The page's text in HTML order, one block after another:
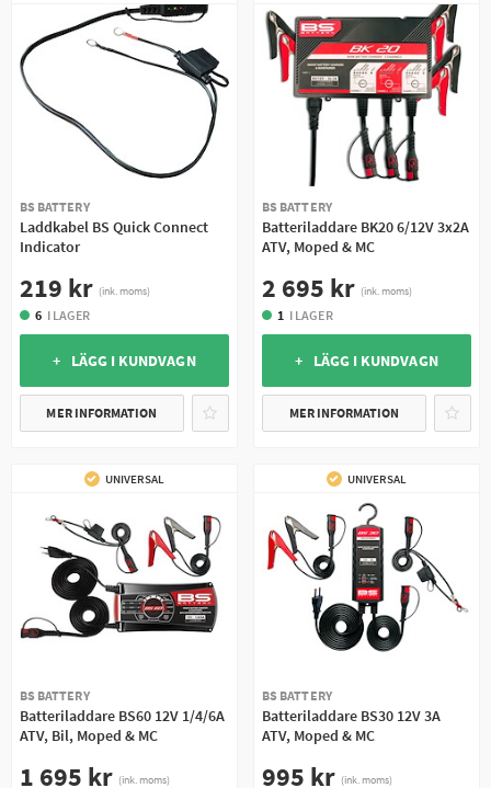
BS BATTERY
Laddkabel BS Quick Connect
Indicator
219 kr (ink. moms)
6 I LAGER
+ LÄGG I KUNDVAGN
MER INFORMATION
BS BATTERY
Batteriladdare BK20 6/12V 3x2A
ATV, Moped & MC
2 695 kr (ink. moms)
1 I LAGER
+ LÄGG I KUNDVAGN
MER INFORMATION
UNIVERSAL
BS BATTERY
Batteriladdare BS60 12V 1/4/6A
ATV, Bil, Moped & MC
1 695 kr (ink. moms)
UNIVERSAL
BS BATTERY
Batteriladdare BS30 12V 3A
ATV, Moped & MC
995 kr (ink. moms)